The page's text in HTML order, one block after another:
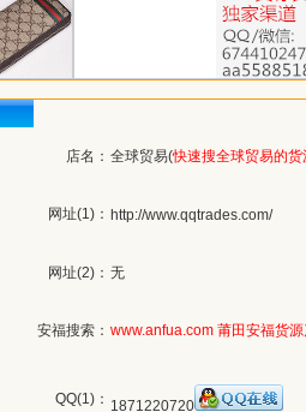
店名： 全球贸易(快速搜全球贸易的货
网址(1)： http://www.qqtrades.com/
网址(2)： 无
安福搜索： www.anfua.com 莆田安福货
QQ(1)： 1871220720